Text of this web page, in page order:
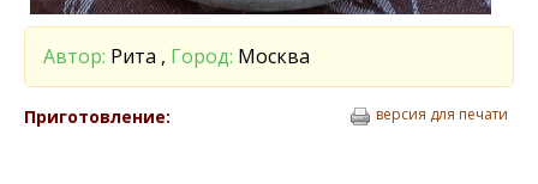
Автор: Рита , Город: Москва
Приготовление: версия для печати